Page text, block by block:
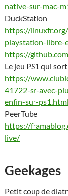
native-sur-mac-
DuckStation
https://
playstation-libre-
https://
Le jeu PS1 qui
https://
41722-sr-avec-
enfin-sur-ps1.html
PeerTube
https://
live/
Geekages
Petit coup de